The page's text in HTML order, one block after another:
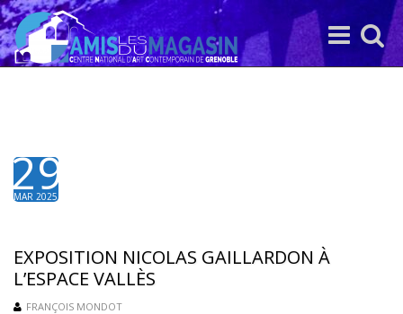
Toggle
search
Toggle
navigation
29
MAR 2025
EXPOSITION NICOLAS GAILLARDON À
L’ESPACE VALLÈS
FRANÇOIS MONDOT